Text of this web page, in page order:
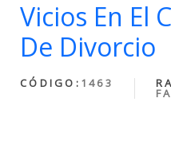
Vicios En El
De Divorcio
CÓDIGO: 1463